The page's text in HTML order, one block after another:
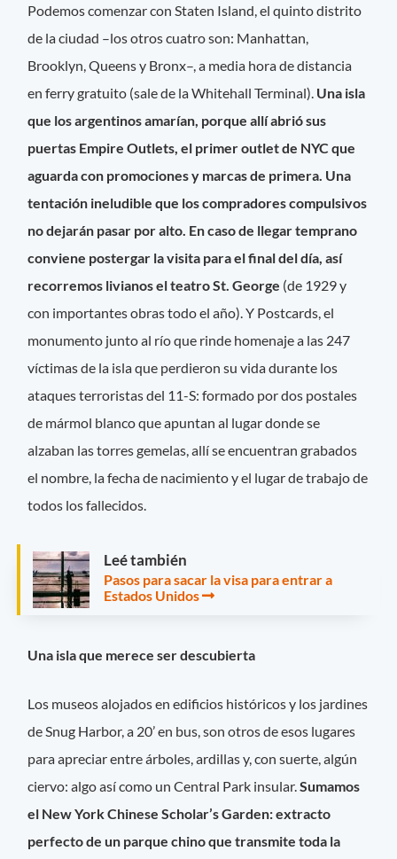
Podemos comenzar con Staten Island, el quinto distrito
de la ciudad –los otros cuatro son: Manhattan,
Brooklyn, Queens y Bronx–, a media hora de distancia
en ferry gratuito (sale de la Whitehall Terminal). Una isla
que los argentinos amarían, porque allí abrió sus
puertas Empire Outlets, el primer outlet de NYC que
aguarda con promociones y marcas de primera. Una
tentación ineludible que los compradores compulsivos
no dejarán pasar por alto. En caso de llegar temprano
conviene postergar la visita para el final del día, así
recorremos livianos el teatro St. George (de 1929 y
con importantes obras todo el año). Y Postcards, el
monumento junto al río que rinde homenaje a las 247
víctimas de la isla que perdieron su vida durante los
ataques terroristas del 11-S: formado por dos postales
de mármol blanco que apuntan al lugar donde se
alzaban las torres gemelas, allí se encuentran grabados
el nombre, la fecha de nacimiento y el lugar de trabajo de
todos los fallecidos.
Leé también
Pasos para sacar la visa para entrar a
Estados Unidos
Una isla que merece ser descubierta
Los museos alojados en edificios históricos y los jardines
de Snug Harbor, a 20’ en bus, son otros de esos lugares
para apreciar entre árboles, ardillas y, con suerte, algún
ciervo: algo así como un Central Park insular.Sumamos
el New York Chinese Scholar’s Garden: extracto
perfecto de un parque chino que transmite toda la